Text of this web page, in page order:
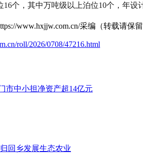
个，其中万吨级以上泊位10个，年设
www.hxjjw.com.cn/采编（转载请保
roll/2026/0708/47216.html
市中小担净资产超14亿元
回乡发展生态农业